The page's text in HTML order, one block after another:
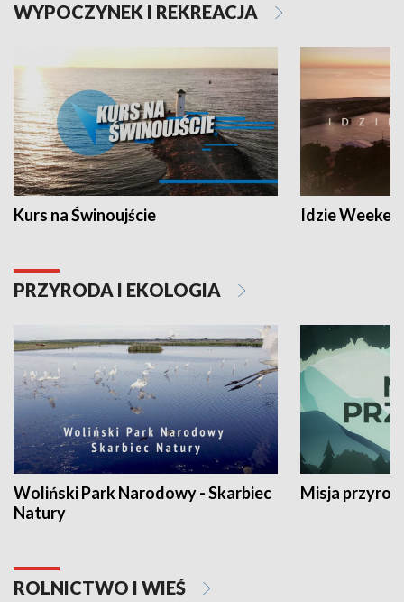
WYPOCZYNEK I REKREACJA
Kurs na Świnoujście Idzie
PRZYRODA I EKOLOGIA
Woliński Park Narodowy - Skarbiec
Natury
Misja
ROLNICTWO I WIEŚ